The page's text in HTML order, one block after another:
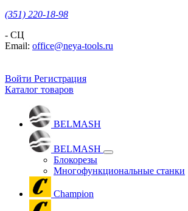
(351) 220-18-98
- СЦ
Email: office@neya-tools.ru
Войти Регистрация
Каталог товаров
BELMASH
BELMASH
Блокорезы
Многофункциональные станки
Champion